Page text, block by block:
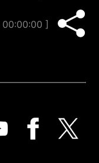
00:00:00 ]